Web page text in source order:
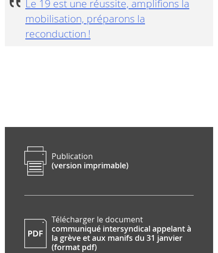
Le 19 est une réussite, amplifions la
mobilisation, préparons la
reconduction !
Publication
(version imprimable)
Télécharger le document
communiqué intersyndical appelant à
la grève et aux manifs du 31 janvier
(format pdf)